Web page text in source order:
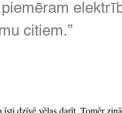
citiem.”
īsti dzīvē vēlas darīt. Tomēr